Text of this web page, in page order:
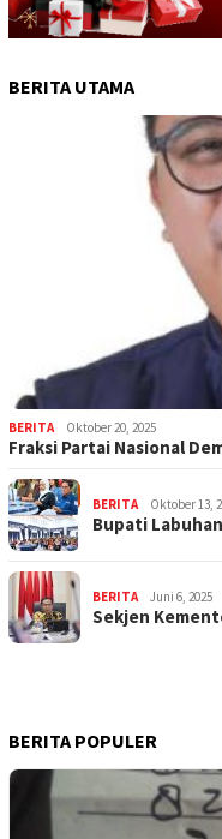
BERITA UTAMA
BERITA Oktober 20, 2025
Fraksi Partai Nasional
BERITA Oktober 13,
Bupati
BERITA Juni 6, 2025
Sekjen
BERITA POPULER